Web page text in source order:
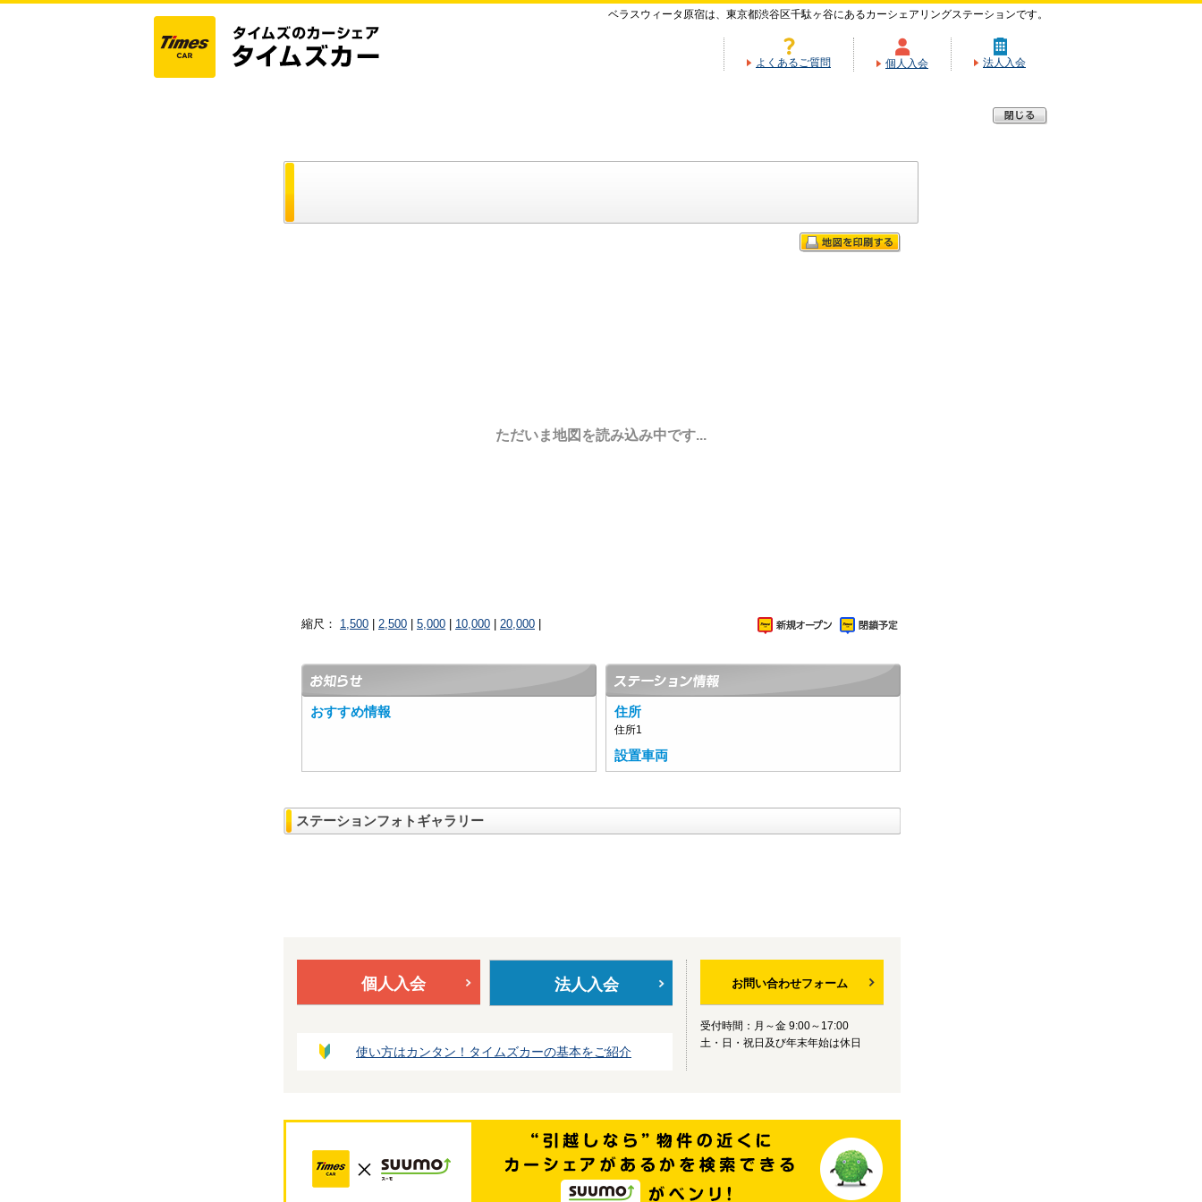
ベラスウィータ原宿は、東京都渋谷区千駄ヶ谷にあるカーシェアリングステーションです。
よくあるご質問 個人入会 法人入会
ただいま地図を読み込み中です...
縮尺： 1,500 2,500 5,000 10,000 20,000
おすすめ情報 住所
住所1
設置車両
ステーションフォトギャラリー
個人入会 法人入会
使い方はカンタン！タイムズカーの基本をご紹介
お問い合わせフォーム
受付時間：月～金 9:00～17:00
土・日・祝日及び年末年始は休日